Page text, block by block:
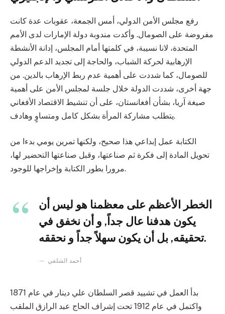
رفع مجلس الأمن الدولي، أمس الجمعة، عقوبات عدة كانت
مفروضة على الصومال. وأكدت مندوبة دولة الإمارات لدى الأمم
المتحدة، لانا نسيبة، في كلمتها أمام المجلس، إدانة الأنشطة
الإرهابية لحركة الشباب، والحاجة إلى تجديد الدعم الدولي
للصومال، كما شددت على أهمية عدم ربط الإرهاب بالدين. من
جهة أخرى، شددت الدولة خلال جلسة لمجلس الأمن على أهمية
صيغة آريا، بشأن أفغانستان، على أن تنشيط الاقتصاد الأفغاني
يتطلب مشاركة المرأة بشكل كامل ومتساوٍ وهادف.
الكتابة عمل إبداعي هذا صحيح، ولكنها تمرين يومي بدءا من
تحويل المادة إلى فكرة ثم صناعتها، وقبل صناعتها التحضير لها،
مرورا بطور الكتابة وإخراجها للوجود.
الخطر الأعظم على معظمنا هو ليس أن
يكون هدفنا عال جداً, و أن نخفق في
تحقيقه, بل أن يكون سهلاً جداً و نحققه.
أحمد الشلفي
بدأ العمل في تشييد قصر السلطان علي دينار في عام 1871
واكتمل في عام 1912 تحت إشراف الحاج عبد الرازق الملقب